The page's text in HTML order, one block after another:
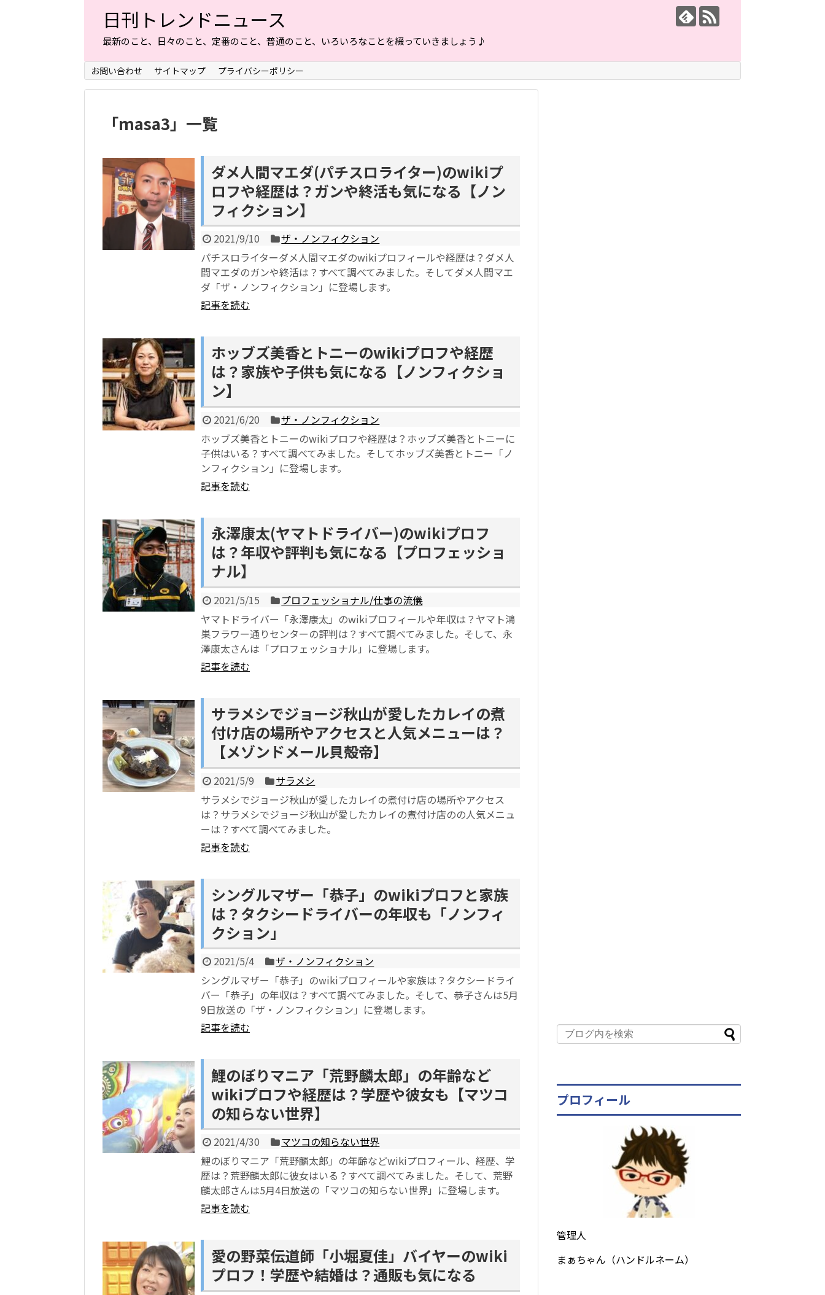
日刊トレンドニュース
最新のこと、日々のこと、定番のこと、普通のこと、いろいろなことを綴っていきましょう♪
お問い合わせ サイトマップ プライバシーポリシー
「masa3」 一覧
ダメ人間マエダ(パチスロライター)のwikiプ
ロフや経歴は？ガンや終活も気になる【ノン
フィクション】
2021/9/10
ザ・ノンフィクション
パチスロライターダメ人間マエダのwikiプロフィールや経歴は？ダメ人
間マエダのガンや終活は？すべて調べてみました。そしてダメ人間マエ
ダ「ザ・ノンフィクション」に登場します。
記事を読む
ホッブズ美香とトニーのwikiプロフや経歴
は？家族や子供も気になる【ノンフィクショ
ン】
2021/6/20
ザ・ノンフィクション
ホッブズ美香とトニーのwikiプロフや経歴は？ホッブズ美香とトニーに
子供はいる？すべて調べてみました。そしてホッブズ美香とトニー「ノ
ンフィクション」に登場します。
記事を読む
永澤康太(ヤマトドライバー)のwikiプロフ
は？年収や評判も気になる【プロフェッショ
ナル】
2021/5/15
プロフェッショナル/仕事の流儀
ヤマトドライバー「永澤康太」のwikiプロフィールや年収は？ヤマト鴻
巣フラワー通りセンターの評判は？すべて調べてみました。そして、永
澤康太さんは「プロフェッショナル」に登場します。
記事を読む
サラメシでジョージ秋山が愛したカレイの煮
付け店の場所やアクセスと人気メニューは？
【メゾンドメール貝殻帝】
2021/5/9
サラメシ
サラメシでジョージ秋山が愛したカレイの煮付け店の場所やアクセス
は？サラメシでジョージ秋山が愛したカレイの煮付け店のの人気メニュ
ーは？すべて調べてみました。
記事を読む
シングルマザー「恭子」のwikiプロフと家族
は？タクシードライバーの年収も「ノンフィ
クション」
2021/5/4
ザ・ノンフィクション
シングルマザー「恭子」のwikiプロフィールや家族は？タクシードライ
バー「恭子」の年収は？すべて調べてみました。そして、恭子さんは5月
9日放送の「ザ・ノンフィクション」に登場します。
記事を読む
鯉のぼりマニア「荒野麟太郎」の年齢など
wikiプロフや経歴は？学歴や彼女も【マツコ
の知らない世界】
2021/4/30
マツコの知らない世界
鯉のぼりマニア「荒野麟太郎」の年齢などwikiプロフィール、経歴、学
歴は？荒野麟太郎に彼女はいる？すべて調べてみました。そして、荒野
麟太郎さんは5月4日放送の「マツコの知らない世界」に登場します。
記事を読む
愛の野菜伝道師「小堀夏佳」バイヤーのwiki
プロフ！学歴や結婚は？通販も気になる
プロフィール
管理人
まぁちゃん（ハンドルネーム）